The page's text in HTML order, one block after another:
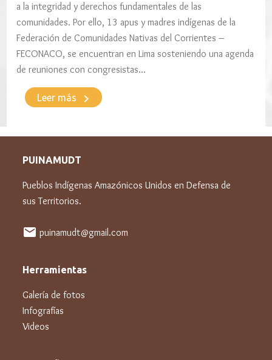
a la integridad y derechos fundamentales de las
comunidades. Por ello, 13 apus y madres indígenas de la
Federación de Comunidades Nativas del Corrientes –
FECONACO, se encuentran en Lima sosteniendo una agenda
de reuniones con congresistas…
Leer más keyboard_arrow_right
PUINAMUDT
Pueblos Indígenas Amazónicos Unidos en Defensa de
sus Territorios.
mail puinamudt@gmail.com
Herramientas
Galería de fotos
Infografías
Videos